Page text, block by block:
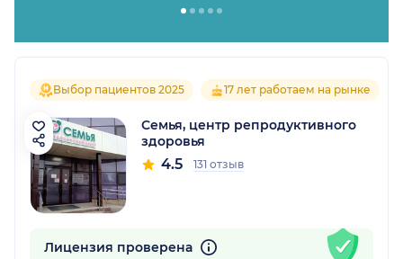
Выбор пациентов 2025 17 лет работаем на рынке
Семья, центр репродуктивного
здоровья
4.5 131 отзыв
Лицензия проверена